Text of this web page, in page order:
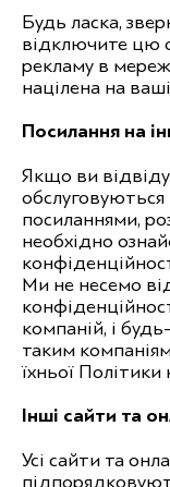
Будь ласка,
відключите цю
рекламу в
націлена на
Посилання на
Якщо ви
обслуговуються
посиланнями,
необхідно
Ми не несемо
компаній, і
таким
їхньої Політики
Інші сайти та
Усі сайти та